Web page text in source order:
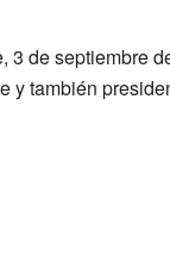
de septiembre
también